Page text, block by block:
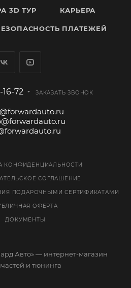
3D ТУР КАРЬЕРА
ПЛАТЕЖЕЙ
72 ЗАКАЗАТЬ ЗВОНОК
КОНФИДЕНЦИАЛЬНОСТИ
СОГЛАШЕНИЕ
ПОДАРОЧНЫМИ СЕРТИФИКАТАМИ
ОФЕРТА
ДОКУМЕНТЫ
Авто» — интернет-магазин
и тюнинга